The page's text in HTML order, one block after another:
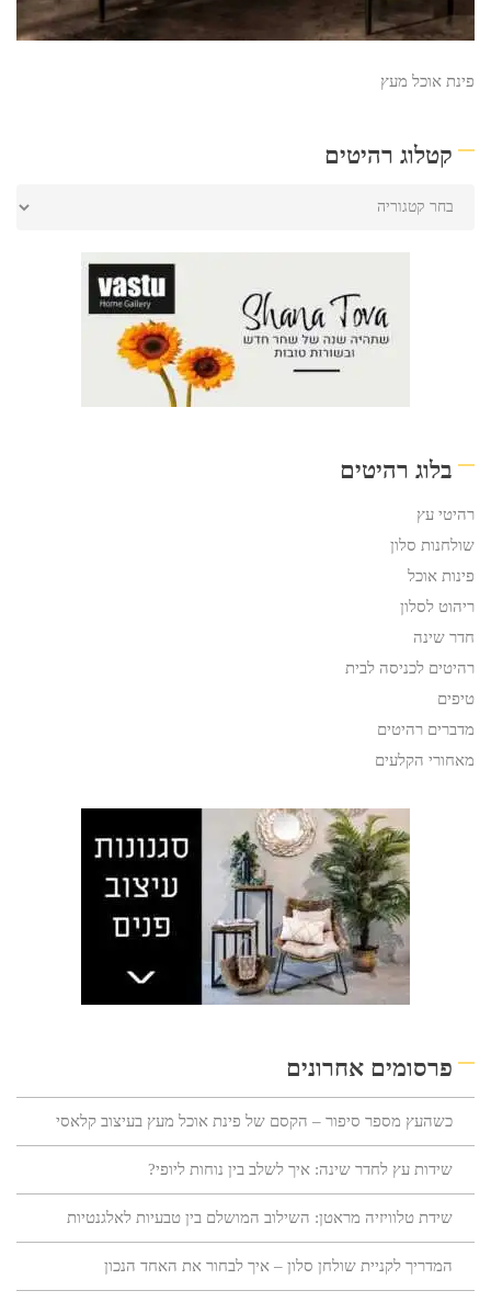
פינת אוכל מעץ
קטלוג רהיטים
בלוג רהיטים
רהיטי עץ
שולחנות סלון
פינות אוכל
ריהוט לסלון
חדר שינה
רהיטים לכניסה לבית
טיפים
מדברים רהיטים
מאחורי הקלעים
פרסומים אחרונים
כשהעץ מספר סיפור – הקסם של פינת אוכל מעץ בעיצוב קלאסי
שידות עץ לחדר שינה: איך לשלב בין נוחות ליופי?
שידת טלוויזיה מראטן: השילוב המושלם בין טבעיות לאלגנטיות
המדריך לקניית שולחן סלון – איך לבחור את האחד הנכון